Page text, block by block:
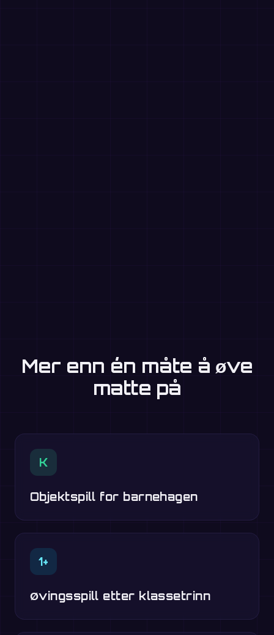
Mer enn én måte å øve
matte på
K
Objektspill for barnehagen
1+
Øvingsspill etter klassetrinn